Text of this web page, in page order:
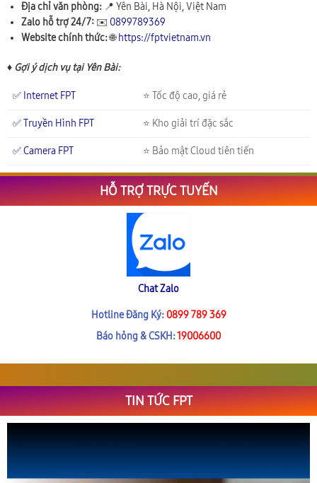
Địa chỉ văn phòng: 📍 Yên Bài, Hà Nội, Việt Nam
Zalo hỗ trợ 24/7: ✉️ 0899789369
Website chính thức:🌐 https://fptvietnam.vn
♦ Gợi ý dịch vụ tại Yên Bài:
✅ Internet FPT ⭐ Tốc độ cao, giá rẻ
✅ Truyền Hình FPT ⭐ Kho giải trí đặc sắc
✅ Camera FPT ⭐ Bảo mật Cloud tiên tiến
HỖ TRỢ TRỰC TUYẾN
Chat Zalo
Hotline Đăng Ký: 0899 789 369
Báo hỏng & CSKH:19006600
TIN TỨC FPT